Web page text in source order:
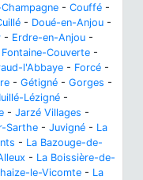
- Couffé -
- Doué-en-Anjou -
- Erdre-en-Anjou -
Fontaine-Couverte -
l'Abbaye - Forcé -
- Gétigné - Gorges -
Lézigné -
- Jarzé Villages -
Sarthe - Juvigné - La
- La Bazouge-de-
- La Boissière-de-
le-Vicomte - La